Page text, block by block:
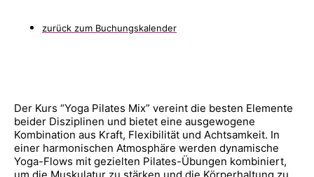
zurück zum Buchungskalender
Der Kurs “Yoga Pilates Mix” vereint die besten Elemente
beider Disziplinen und bietet eine ausgewogene
Kombination aus Kraft, Flexibilität und Achtsamkeit. In
einer harmonischen Atmosphäre werden dynamische
Yoga-Flows mit gezielten Pilates-Übungen kombiniert,
um die Muskulatur zu stärken und die Körperhaltung zu